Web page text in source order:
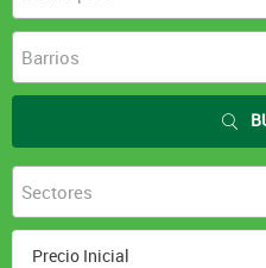
Barrios
Sectores